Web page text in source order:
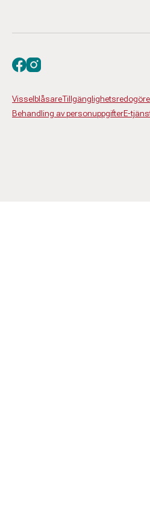
Visselblåsare
Behandling av personuppgifterE-
Besök oss på facebook
Besök oss på instagram